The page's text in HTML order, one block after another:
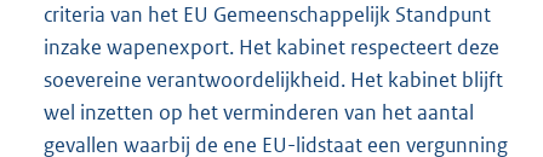
criteria van het EU Gemeenschappelijk Standpunt
inzake wapenexport. Het kabinet respecteert deze
soevereine verantwoordelijkheid. Het kabinet blijft
wel inzetten op het verminderen van het aantal
gevallen waarbij de ene EU-lidstaat een vergunning